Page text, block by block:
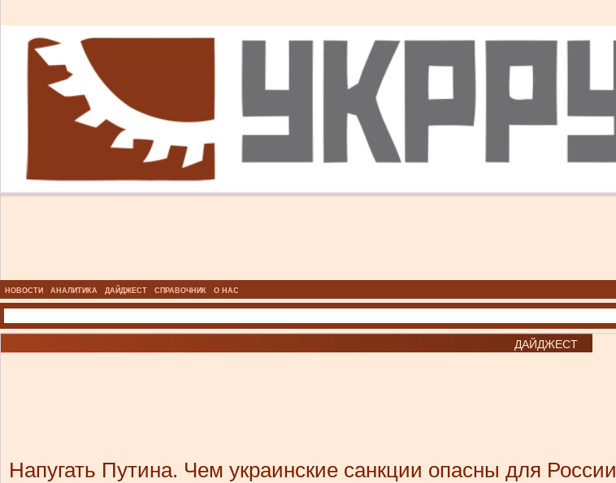
НОВОСТИ АНАЛИТИКА ДАЙДЖЕСТ СПРАВОЧНИК О НАС
ДАЙДЖЕСТ
Напугать Путина. Чем украинские санкции опасны для России